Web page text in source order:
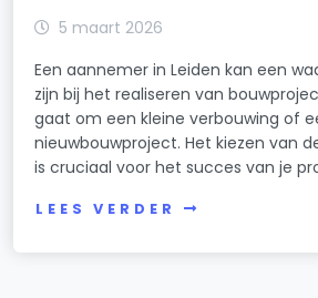
5 maart 2026
Een aannemer in Leiden kan een
zijn bij het realiseren van
gaat om een kleine verbouwing of
nieuwbouwproject. Het kiezen van
is cruciaal voor het succes van je
LEES VERDER